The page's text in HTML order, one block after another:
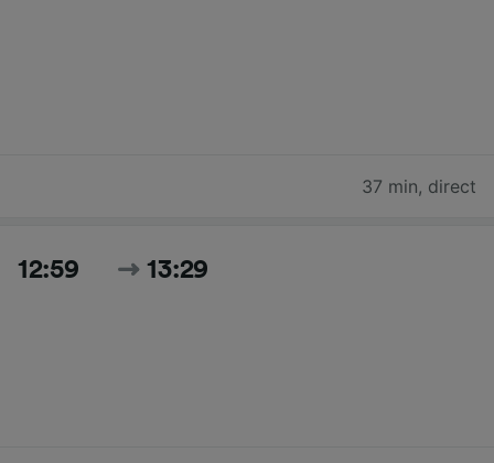
37 min, direct
12:59 13:29